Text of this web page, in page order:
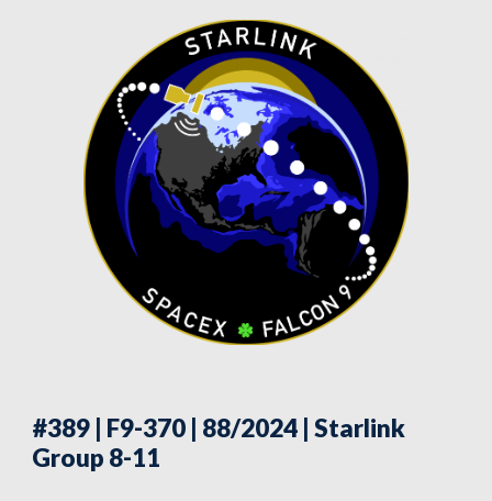
#389 | F9-370 | 88/2024 | Starlink
Group 8-11